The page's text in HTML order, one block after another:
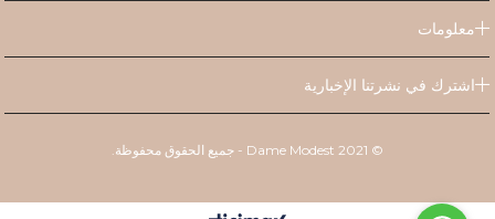
معلومات
اشترك في نشرتنا الإخبارية
© 2021 Dame Modest - جميع الحقوق محفوظة.